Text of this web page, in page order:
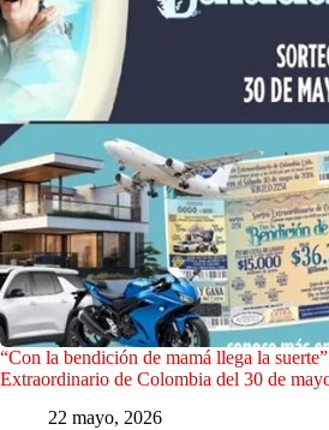
“Con la bendición de mamá llega la
Extraordinario de Colombia del 30 de
22 mayo, 2026